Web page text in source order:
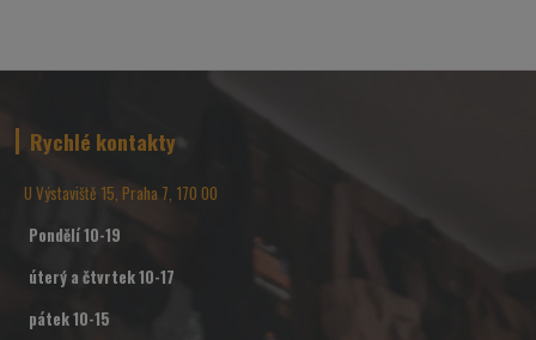
Rychlé kontakty
U Výstaviště 15, Praha 7, 170 00
Pondělí 10-19
úterý a čtvrtek 10-17
pátek 10-15